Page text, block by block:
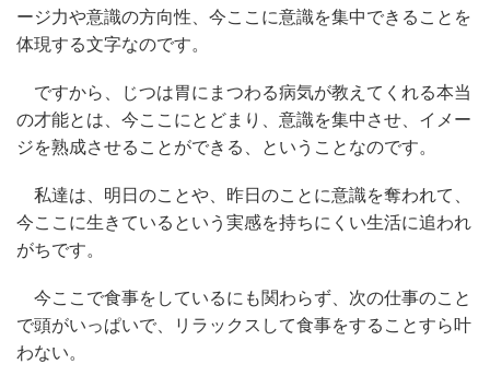
ージ力や意識の方向性、今ここに意識を集中できることを
体現する文字なのです。
ですから、じつは胃にまつわる病気が教えてくれる本当
の才能とは、今ここにとどまり、意識を集中させ、イメー
ジを熟成させることができる、ということなのです。
私達は、明日のことや、昨日のことに意識を奪われて、
今ここに生きているという実感を持ちにくい生活に追われ
がちです。
今ここで食事をしているにも関わらず、次の仕事のこと
で頭がいっぱいで、リラックスして食事をすることすら叶
わない。